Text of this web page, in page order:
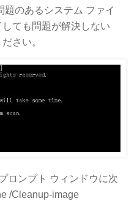
題のあるシステム ファイ
ても問題が解決しない
さい。
ロンプト ウィンドウに次
/Cleanup-image